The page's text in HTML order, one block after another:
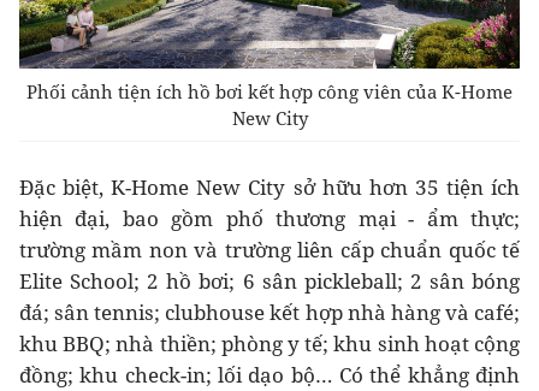
Phối cảnh tiện ích hồ bơi kết hợp công viên của K-Home
New City
Đặc biệt, K-Home New City sở hữu hơn 35 tiện ích
hiện đại, bao gồm phố thương mại - ẩm thực;
trường mầm non và trường liên cấp chuẩn quốc tế
Elite School; 2 hồ bơi; 6 sân pickleball; 2 sân bóng
đá; sân tennis; clubhouse kết hợp nhà hàng và café;
khu BBQ; nhà thiền; phòng y tế; khu sinh hoạt cộng
đồng; khu check-in; lối dạo bộ… Có thể khẳng định